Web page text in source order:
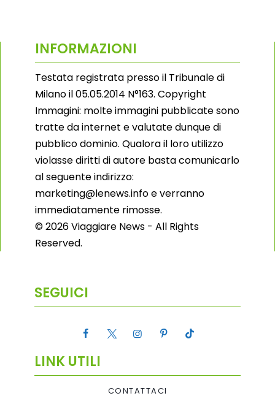
INFORMAZIONI
Testata registrata presso il Tribunale di
Milano il 05.05.2014 N°163. Copyright
Immagini: molte immagini pubblicate sono
tratte da internet e valutate dunque di
pubblico dominio. Qualora il loro utilizzo
violasse diritti di autore basta comunicarlo
al seguente indirizzo:
marketing@lenews.info e verranno
immediatamente rimosse.
© 2026 Viaggiare News - All Rights
Reserved.
SEGUICI
LINK UTILI
CONTATTACI